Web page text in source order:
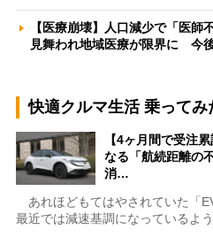
【医療崩壊】人口減少で「医師
見舞われ地域医療が限界に 今
快適クルマ生活 乗ってみ
【4ヶ月間で受注
なる「航続距離の
消…
あれほどもてはやされていた「
最近では減速基調になっているよ